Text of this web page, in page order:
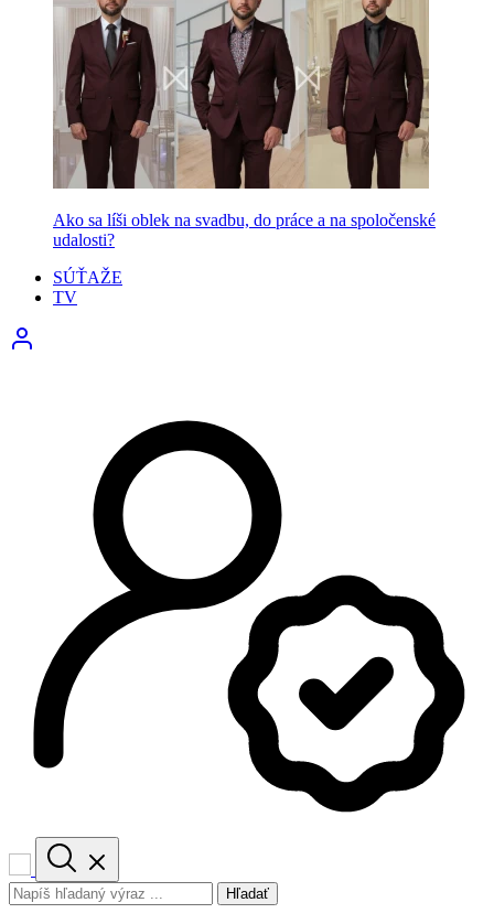
Ako sa líši oblek na svadbu, do práce a na spoločenské
udalosti?
SÚŤAŽE
TV
Hľadať